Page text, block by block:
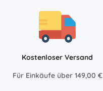
Kostenloser Versand
Für Einkäufe über 149,00 €